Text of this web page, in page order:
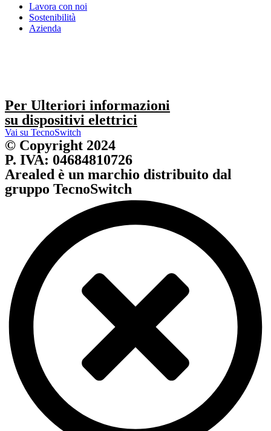
Lavora con noi
Sostenibilità
Azienda
Per Ulteriori informazioni
su dispositivi elettrici
Vai su TecnoSwitch
© Copyright 2024
P. IVA: 04684810726
Arealed è un marchio distribuito dal
gruppo TecnoSwitch